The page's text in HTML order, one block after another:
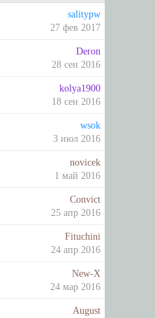
salitypw
27 фев 2017
Deron
28 сен 2016
kolya1900
18 сен 2016
wsok
3 июл 2016
novicek
1 май 2016
Convict
25 апр 2016
Fituchini
24 апр 2016
New-X
24 мар 2016
August